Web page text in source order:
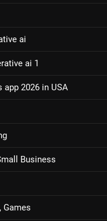
ai
ai 1
app 2026 in USA
Business
Games